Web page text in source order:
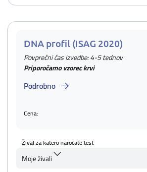
DNA profil (ISAG 2020)
Povprečni čas izvedbe: 4-5 tednov
Priporočamo vzorec krvi
Podrobno
Cena:
Žival za katero naročate test
Moje živali